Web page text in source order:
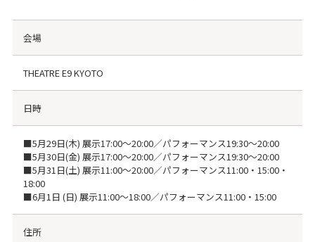
会場
THEATRE E9 KYOTO
日時
■5月29日(木) 展示17:00〜20:00／パフォーマンス19:30〜20:00
■5月30日(金) 展示17:00〜20:00／パフォーマンス19:30〜20:00
■5月31日(土) 展示11:00〜20:00／パフォーマンス11:00・15:00・
18:00
■6月1日 (日) 展示11:00〜18:00／パフォーマンス11:00・15:00
住所